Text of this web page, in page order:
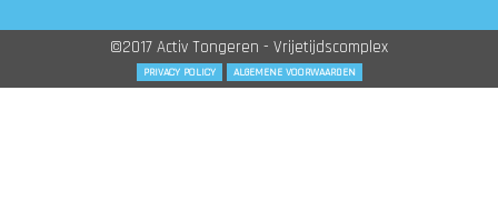
©2017 Activ Tongeren - Vrijetijdscomplex
PRIVACY POLICY ALGEMENE VOORWAARDEN